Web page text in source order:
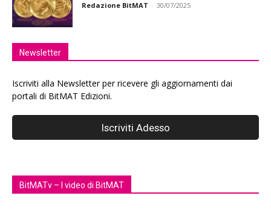
Redazione BitMAT - 30/07/2025
Newsletter
Iscriviti alla Newsletter per ricevere gli aggiornamenti dai
portali di BitMAT Edizioni.
BitMATv – I video di BitMAT